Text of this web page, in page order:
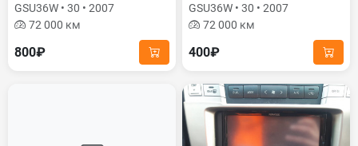
GSU36W • 30 • 2007
72 000 км
800₽
GSU36W • 30 • 2007
72 000 км
400₽